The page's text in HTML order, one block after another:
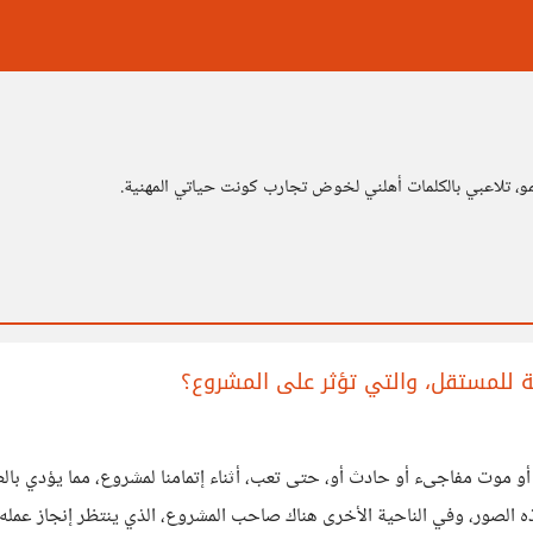
تلاعبي بالكلمات أهلني لخوض تجارب كونت حياتي المهنية.
والتي تؤثر على المشروع؟
موت مفاجىء أو حادث أو، حتى تعب، أثناء إتمامنا لمشروع، مما يؤدي
وفي الناحية الأخرى هناك صاحب المشروع، الذي ينتظر إنجاز